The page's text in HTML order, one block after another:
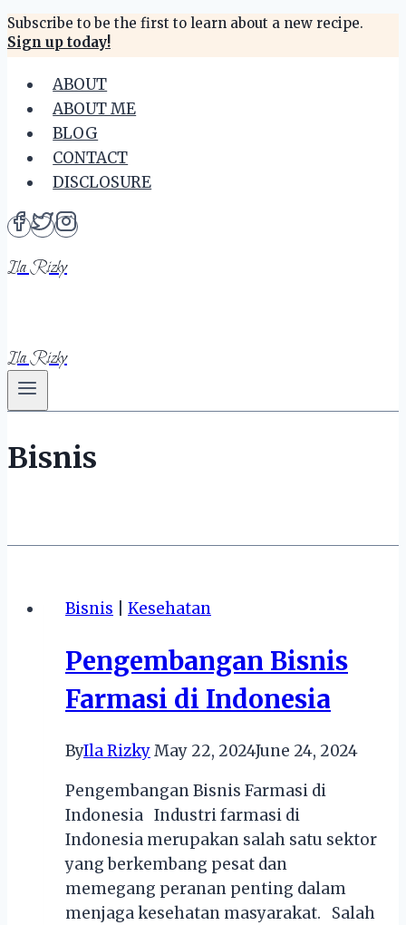
Skip
to
content
Subscribe to be the first to learn about a new recipe.
Sign up today!
ABOUT
ABOUT ME
BLOG
CONTACT
DISCLOSURE
Ila Rizky
Ila Rizky
Bisnis
Bisnis Kesehatan
Pengembangan Bisnis
Farmasi di Indonesia
ByIla RizkyMay 22, 2024June 24, 2024
Pengembangan Bisnis Farmasi di
Indonesia Industri farmasi di
Indonesia merupakan salah satu sektor
yang berkembang pesat dan
memegang peranan penting dalam
menjaga kesehatan masyarakat. Salah